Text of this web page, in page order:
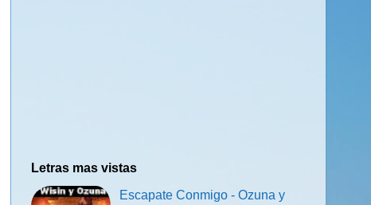
Letras mas vistas
Escapate Conmigo - Ozuna y